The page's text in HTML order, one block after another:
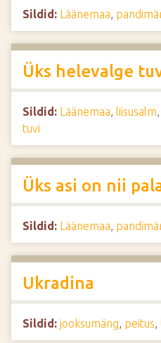
Sildid: Läänemaa,
Üks helevalge
Sildid: Läänemaa, liisusalm,
tuvi
Üks asi on nii
Sildid: Läänemaa,
Ukradina
Sildid: jooksumäng, peitus,